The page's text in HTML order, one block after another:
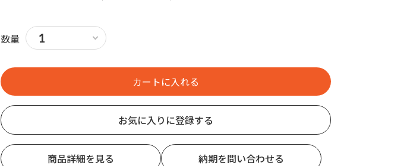
数量
お気に入りに登録する
商品詳細を見る 納期を問い合わせる